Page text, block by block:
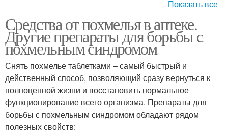
Таблетки от похмелья
Показать все
Средства от похмелья в аптеке.
Другие препараты для борьбы с
похмельным синдромом
Снять похмелье таблетками – самый быстрый и
действенный способ, позволяющий сразу вернуться к
полноценной жизни и восстановить нормальное
функционирование всего организма. Препараты для
борьбы с похмельным синдромом обладают рядом
полезных свойств: